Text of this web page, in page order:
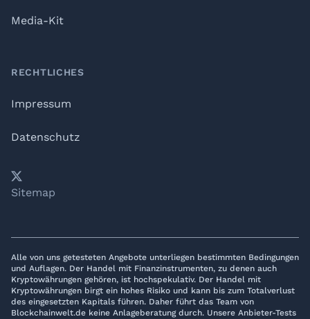
Media-Kit
RECHTLICHES
Impressum
Datenschutz
YouTube
𝕏LinkedIn
Telegram
Sitemap
Alle von uns getesteten Angebote unterliegen bestimmten Bedingungen
und Auflagen. Der Handel mit Finanzinstrumenten, zu denen auch
Kryptowährungen gehören, ist hochspekulativ. Der Handel mit
Kryptowährungen birgt ein hohes Risiko und kann bis zum Totalverlust
des eingesetzten Kapitals führen. Daher führt das Team von
Blockchainwelt.de keine Anlageberatung durch. Unsere Anbieter-Tests